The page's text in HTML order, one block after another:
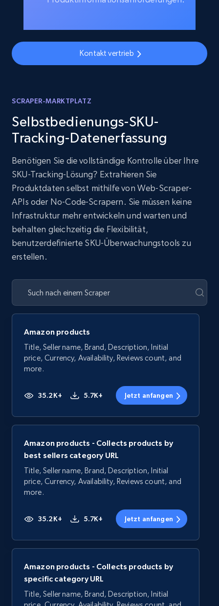
Kontakt vertrieb
SCRAPER-MARKTPLATZ
Selbstbedienungs-SKU-
Tracking-Datenerfassung
Benötigen Sie die vollständige Kontrolle über Ihre
SKU-Tracking-Lösung? Extrahieren Sie
Produktdaten selbst mithilfe von Web-Scraper-
APIs oder No-Code-Scrapern. Sie müssen keine
Infrastruktur mehr entwickeln und warten und
behalten gleichzeitig die Flexibilität,
benutzerdefinierte SKU-Überwachungstools zu
erstellen.
Amazon products
Title, Seller name, Brand, Description, Initial
price, Currency, Availability, Reviews count, and
more.
35.2K+ 5.7K+ Jetzt anfangen
Amazon products - Collects products by
best sellers category URL
Title, Seller name, Brand, Description, Initial
price, Currency, Availability, Reviews count, and
more.
35.2K+ 5.7K+ Jetzt anfangen
Amazon products - Collects products by
specific category URL
Title, Seller name, Brand, Description, Initial